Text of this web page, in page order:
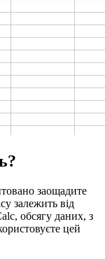
заощадите
залежить від
обсягу даних, з
цей